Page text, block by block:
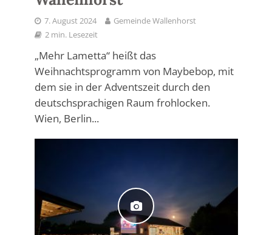
7. August 2024
Gemeinde Wallenhorst
2 min. Lesezeit
„Mehr Lametta“ heißt das
Weihnachtsprogramm von Maybebop, mit
dem sie in der Adventszeit durch den
deutschsprachigen Raum frohlocken.
Wien, Berlin...